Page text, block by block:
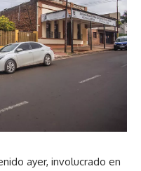
ayer, involucrado en